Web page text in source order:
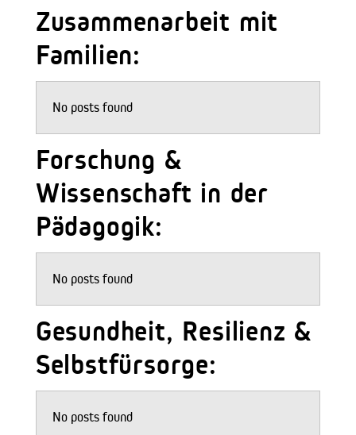
Zusammenarbeit mit
Familien:
No posts found
Forschung &
Wissenschaft in der
Pädagogik:
No posts found
Gesundheit, Resilienz &
Selbstfürsorge:
No posts found